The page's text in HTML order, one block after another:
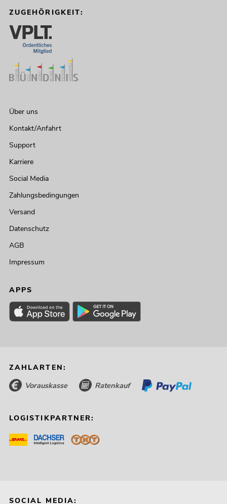
ZUGEHÖRIGKEIT:
Über uns
Kontakt/Anfahrt
Support
Karriere
Social Media
Zahlungsbedingungen
Versand
Datenschutz
AGB
Impressum
APPS
ZAHLARTEN:
Vorauskasse Ratenkauf
LOGISTIKPARTNER:
SOCIAL MEDIA: